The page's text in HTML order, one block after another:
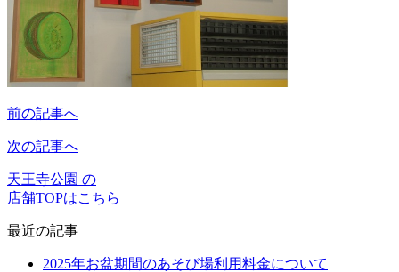
前の記事へ
次の記事へ
天王寺公園 の
店舗TOPはこちら
最近の記事
2025年お盆期間のあそび場利用料金について